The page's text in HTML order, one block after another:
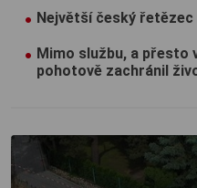
Největší český
Mimo službu, a přesto
pohotově zachránil